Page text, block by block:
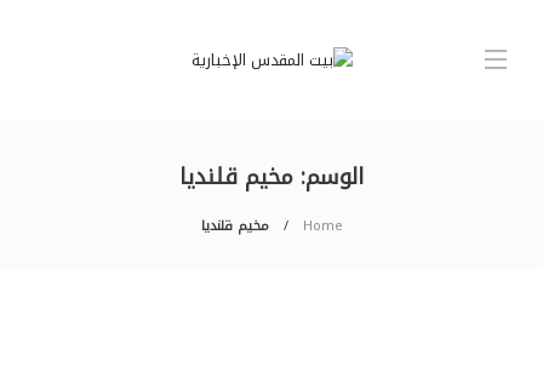
الوسم: مخيم قلنديا
Home مخيم قلنديا